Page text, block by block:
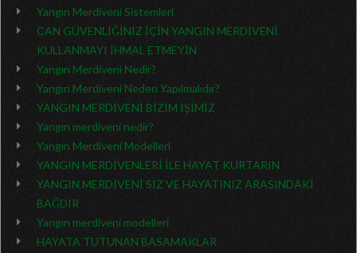
Yangın Merdiveni Sistemleri
CAN GÜVENLİĞİNİZ İÇİN YANGIN MERDİVENİ
KULLANMAYI İHMAL ETMEYİN
Yangın Merdiveni Nedir?
Yangın Merdiveni Neden Yapılmalıdır?
YANGIN MERDİVENİ BİZİM İŞİMİZ
Yangın merdiveni nedir?
Yangın Merdiveni Modelleri
YANGIN MERDİVENLERİ İLE HAYAT KURTARIN
YANGIN MERDİVENİ SİZ VE HAYATINIZ ARASINDAKİ
BAĞDIR
Yangın merdiveni modelleri
HAYATA TUTUNAN BASAMAKLAR